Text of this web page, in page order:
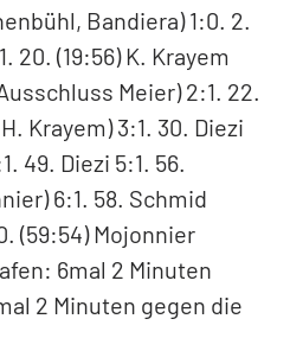
Bandiera) 1:0. 2.
20. (19:56) K. Krayem
Meier) 2:1. 22.
Krayem) 3:1. 30. Diezi
49. Diezi 5:1. 56.
6:1. 58. Schmid
(59:54) Mojonnier
6mal 2 Minuten
2 Minuten gegen die